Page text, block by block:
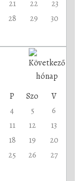
21 22
23
28 29
30
P Szo
V
4 5
6
11 12
13
18 19
20
25 26
27